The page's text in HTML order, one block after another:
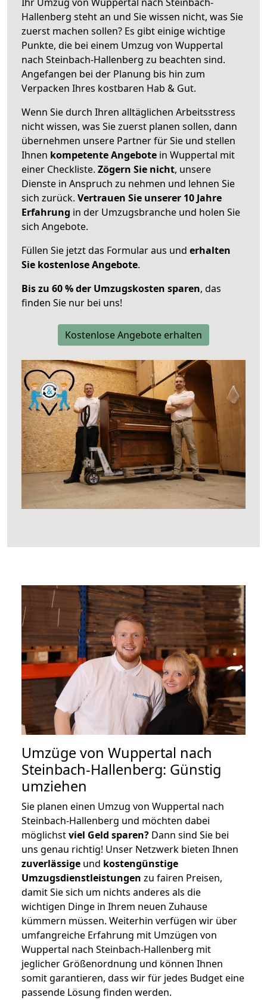
Hallenberg steht an und Sie wissen nicht, was Sie
zuerst machen sollen? Es gibt einige wichtige
Punkte, die bei einem Umzug von Wuppertal
nach Steinbach-Hallenberg zu beachten sind.
Angefangen bei der Planung bis hin zum
Verpacken Ihres kostbaren Hab & Gut.
Wenn Sie durch Ihren alltäglichen Arbeitsstress
nicht wissen, was Sie zuerst planen sollen, dann
übernehmen unsere Partner für Sie und stellen
Ihnen kompetente Angebote in Wuppertal mit
einer Checkliste. Zögern Sie nicht, unsere
Dienste in Anspruch zu nehmen und lehnen Sie
sich zurück. Vertrauen Sie unserer 10 Jahre
Erfahrung in der Umzugsbranche und holen Sie
sich Angebote.
Füllen Sie jetzt das Formular aus und erhalten
Sie kostenlose Angebote.
Bis zu 60 % der Umzugskosten sparen, das
finden Sie nur bei uns!
Kostenlose Angebote erhalten
Umzüge von Wuppertal nach
Steinbach-Hallenberg: Günstig
umziehen
Sie planen einen Umzug von Wuppertal nach
Steinbach-Hallenberg und möchten dabei
möglichstviel Geld sparen? Dann sind Sie bei
uns genau richtig! Unser Netzwerk bieten Ihnen
zuverlässige und kostengünstige
Umzugsdienstleistungen zu fairen Preisen,
damit Sie sich um nichts anderes als die
wichtigen Dinge in Ihrem neuen Zuhause
kümmern müssen. Weiterhin verfügen wir über
umfangreiche Erfahrung mit Umzügen von
Wuppertal nach Steinbach-Hallenberg mit
jeglicher Größenordnung und können Ihnen
somit garantieren, dass wir für jedes Budget eine
passende Lösung finden werden.